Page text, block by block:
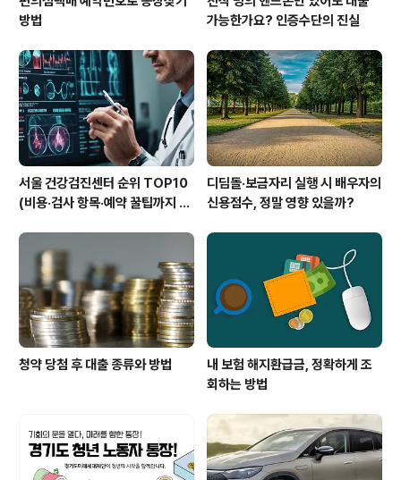
방법
가능한가요? 인증수단의 진실
서울 건강검진센터 순위 TOP10
(비용·검사 항목·예약 꿀팁까지 한
디딤돌·보금자리 실행 시 배우자의
신용점수, 정말 영향 있을까?
청약 당첨 후 대출 종류와 방법
내 보험 해지환급금, 정확하게 조
회하는 방법